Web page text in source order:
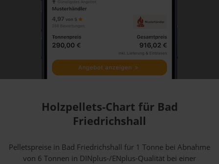
Holzpellets-Chart für Bad
Friedrichshall
Pelletspreise in Bad Friedrichshall für 1 Tonne bei Abnahme
von 6 Tonnen in DINplus-/ENplus-Qualität bei einer